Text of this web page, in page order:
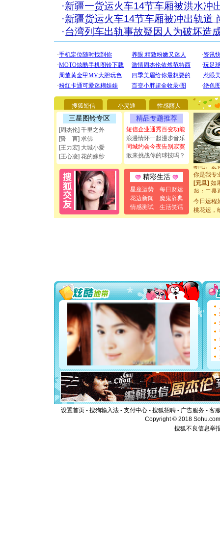
·新疆一货运火车14节车厢被洪水冲
·新疆货运火车14节车厢被冲出轨道
·台湾列车出轨事故疑因人为破坏造
搜狐短信 小灵通 性感丽人
三星图铃专区
[周杰伦] 千里之外
[誓 言] 求佛
[王力宏] 大城小爱
[王心凌] 花的嫁纱
精品专题推荐
短信企业通秀百变功能
浪漫情怀一起漫步音乐
同城约会今夜告别寂寞
敢来挑战你的球技吗？
精彩生活
星座运势
每日财运
花边新闻
魔鬼辞典
情感测试
生活笑话
[圣诞节]
要平安！
[圣诞节]
能正大光
都要快乐
[圣诞节]
如意,快
[元旦]看
断电。爱
你是我专
[元旦]如
起；二是
离。水晶
[元旦]当
泣，这痛
卖了。水
你太多，
要平安
[圣诞节]
能正大
都要快乐
[圣诞节]
如意,快
[元旦]
断电。
你是我
[元旦]如
起；二是
离。水晶
[元旦]当
泣，这痛
卖了。水
[春节]风
颜！冬去
今日运程
桃花运，
设置首页 - 搜狗输入法 - 支付中心 - 搜狐招聘 - 广告服务 - 客
Copyright © 2018
搜狐不良信息举